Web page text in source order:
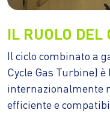
IL RUOLO DEL
Il ciclo combinato a
Cycle Gas Turbine)
internazionalmente
efficiente e